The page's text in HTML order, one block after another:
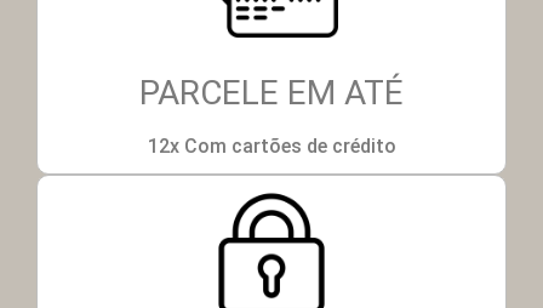
PARCELE EM ATÉ
12x Com cartões de crédito